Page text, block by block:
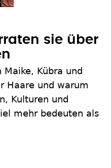
sie über
Maike, Kübra und
Haare und warum
Kulturen und
mehr bedeuten als